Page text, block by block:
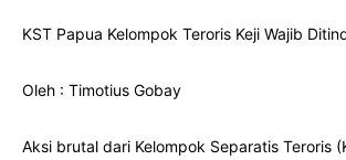
KST Papua Kelompok Teroris Keji Wajib
Oleh : Timotius Gobay
Aksi brutal dari Kelompok Separatis Teroris